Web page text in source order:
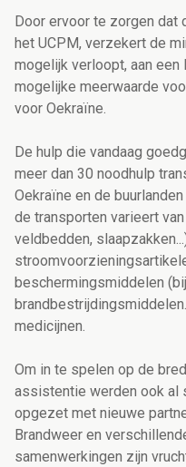
Door ervoor te zorgen
het UCPM, verzekert de
mogelijk verloopt, aan
mogelijke meerwaarde
voor Oekraïne.
De hulp die vandaag
meer dan 30 noodhulp
Oekraïne en de
de transporten varieert
veldbedden,
beschermingsmiddelen
medicijnen.
Om in te spelen op de
assistentie werden ook al
opgezet met nieuwe
Brandweer en
samenwerkingen zijn